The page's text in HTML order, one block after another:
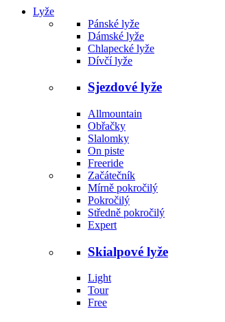
Lyže
Pánské lyže
Dámské lyže
Chlapecké lyže
Dívčí lyže
Sjezdové lyže
Allmountain
Obřačky
Slalomky
On piste
Freeride
Začátečník
Mírně pokročilý
Pokročilý
Středně pokročilý
Expert
Skialpové lyže
Light
Tour
Free